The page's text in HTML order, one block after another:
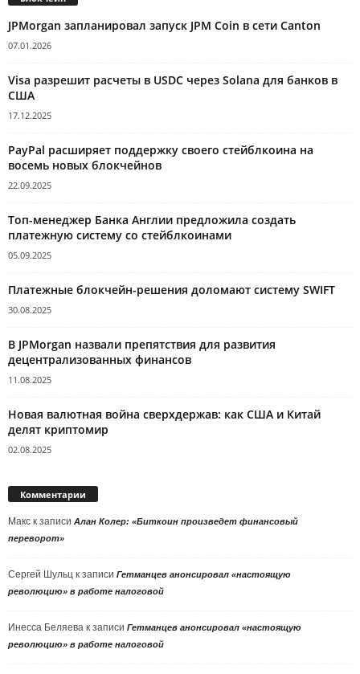
JPMorgan запланировал запуск JPM Coin в сети Canton
07.01.2026
Visa разрешит расчеты в USDC через Solana для банков в
США
17.12.2025
PayPal расширяет поддержку своего стейблкоина на
восемь новых блокчейнов
22.09.2025
Топ-менеджер Банка Англии предложила создать
платежную систему со стейблкоинами
05.09.2025
Платежные блокчейн-решения доломают систему SWIFT
30.08.2025
В JPMorgan назвали препятствия для развития
децентрализованных финансов
11.08.2025
Новая валютная война сверхдержав: как США и Китай
делят криптомир
02.08.2025
Комментарии
Макс к записи Алан Колер: «Биткоин произведет финансовый
переворот»
Сергей Шульц к записи Гетманцев анонсировал «настоящую
революцию» в работе налоговой
Инесса Беляева к записи Гетманцев анонсировал «настоящую
революцию» в работе налоговой